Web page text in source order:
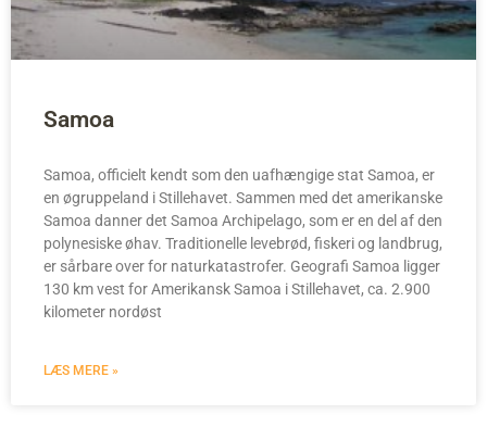
Samoa
Samoa, officielt kendt som den uafhængige stat Samoa, er
en øgruppeland i Stillehavet. Sammen med det amerikanske
Samoa danner det Samoa Archipelago, som er en del af den
polynesiske øhav. Traditionelle levebrød, fiskeri og landbrug,
er sårbare over for naturkatastrofer. Geografi Samoa ligger
130 km vest for Amerikansk Samoa i Stillehavet, ca. 2.900
kilometer nordøst
LÆS MERE »